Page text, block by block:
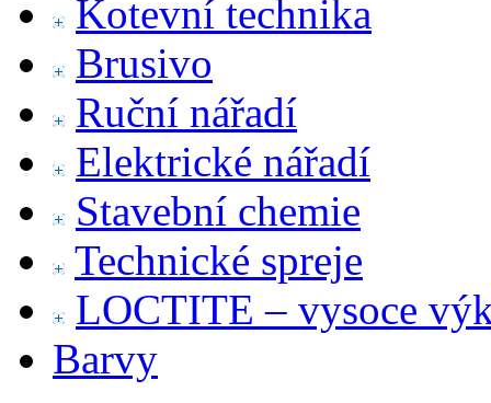
Kotevní technika
Brusivo
Ruční nářadí
Elektrické nářadí
Stavební chemie
Technické spreje
LOCTITE – vysoce
Barvy